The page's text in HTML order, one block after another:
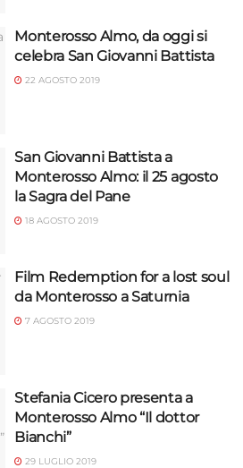
Monterosso Almo, da oggi si
celebra San Giovanni Battista
22 AGOSTO 2019
San Giovanni Battista a
Monterosso Almo: il 25 agosto
la Sagra del Pane
18 AGOSTO 2019
Film Redemption for a lost soul
da Monterosso a Saturnia
7 AGOSTO 2019
Stefania Cicero presenta a
Monterosso Almo “Il dottor
Bianchi”
29 LUGLIO 2019